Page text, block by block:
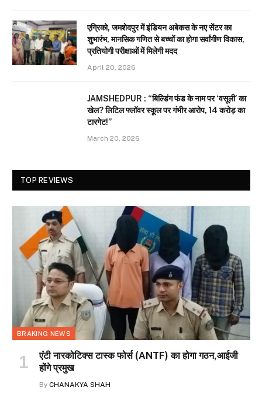
एग्रिको, जमशेदपुर में इंडियन अबेकस के नए सेंटर का
शुभारंभ, मानसिक गणित से बच्चों का होगा सर्वांगीण विकास,
प्रतियोगी परीक्षाओं में मिलेगी मदद
April 20, 2026
JAMSHEDPUR : “बिल्डिंग फंड के नाम पर ‘वसूली’ का
खेल? लिटिल फ्लॉवर स्कूल पर गंभीर आरोप, 14 करोड़ का
टारगेट!”
March 20, 2026
TOP REVIEWS
BRAKING NEWS
एंटी नारकोटिक्स टास्क फोर्स (ANTF) का होगा गठन,आईजी
होंगे प्रमुख
By CHANAKYA SHAH